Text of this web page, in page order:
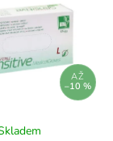
AŽ
–10 %